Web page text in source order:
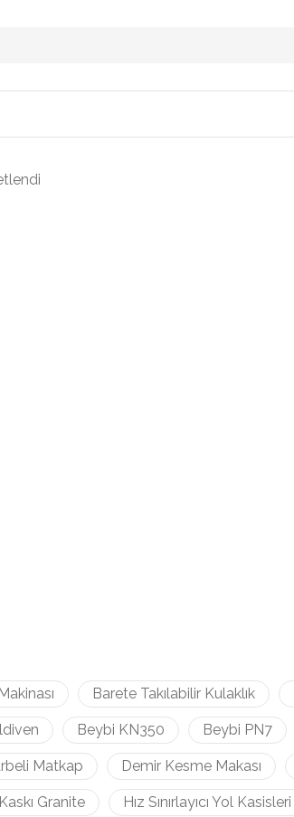
Barete Takılabilir Kulaklık
Beybi KN350 Beybi PN7
Matkap Demir Kesme Makası
Granite Hız Sınırlayıcı Yol Kasisleri